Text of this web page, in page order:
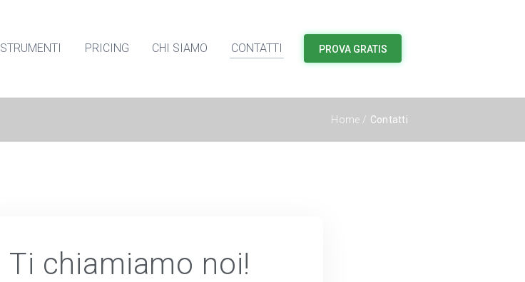
STRUMENTI PRICING CHI SIAMO CONTATTI PROVA GRATIS
Home / Contatti
Ti chiamiamo noi!